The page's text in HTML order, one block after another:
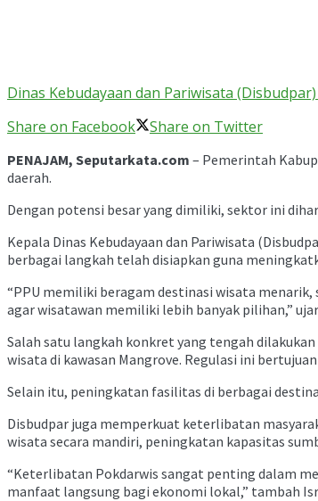
Dinas Kebudayaan dan Pariwisata
Share on Facebook
Share on Twitter
PENAJAM, Seputarkata.com – Pemerintah
daerah.
Dengan potensi besar yang dimiliki, sektor ini
Kepala Dinas Kebudayaan dan Pariwisata
berbagai langkah telah disiapkan guna
“PPU memiliki beragam destinasi wisata
agar wisatawan memiliki lebih banyak pilihan,”
Salah satu langkah konkret yang tengah
wisata di kawasan Mangrove. Regulasi ini
Selain itu, peningkatan fasilitas di berbagai
Disbudpar juga memperkuat keterlibatan
wisata secara mandiri, peningkatan kapasitas
“Keterlibatan Pokdarwis sangat penting dalam
manfaat langsung bagi ekonomi lokal,” tambah